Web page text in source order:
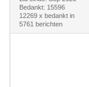
Bedankt: 15596
12269 x bedankt in
5761 berichten